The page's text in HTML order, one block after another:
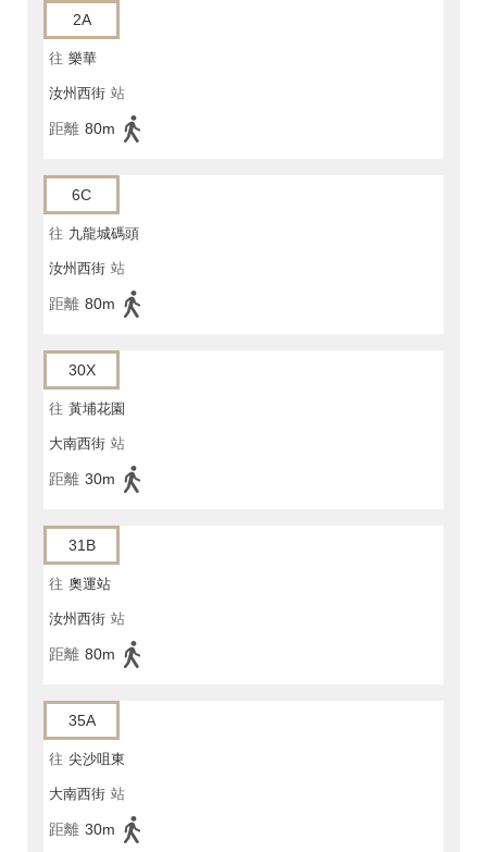
2A
往 樂華
汝州西街 站
距離 80m
6C
往 九龍城碼頭
汝州西街 站
距離 80m
30X
往 黃埔花園
大南西街 站
距離 30m
31B
往 奧運站
汝州西街 站
距離 80m
35A
往 尖沙咀東
大南西街 站
距離 30m